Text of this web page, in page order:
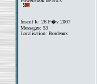
Inscrit le: 26 F�v 2007
Messages: 53
Localisation: Bordeaux